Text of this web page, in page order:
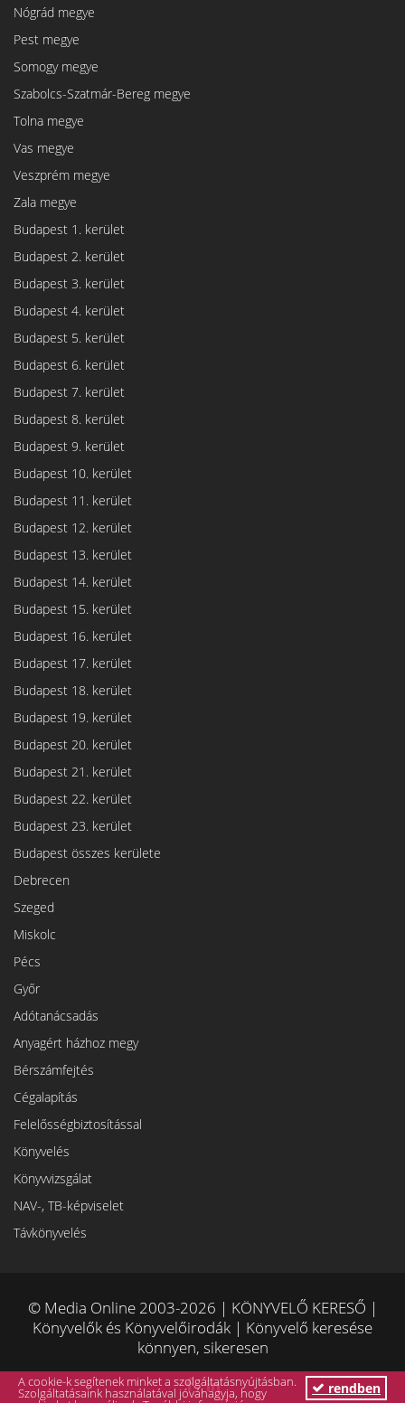
Nógrád megye
Pest megye
Somogy megye
Szabolcs-Szatmár-Bereg megye
Tolna megye
Vas megye
Veszprém megye
Zala megye
Budapest 1. kerület
Budapest 2. kerület
Budapest 3. kerület
Budapest 4. kerület
Budapest 5. kerület
Budapest 6. kerület
Budapest 7. kerület
Budapest 8. kerület
Budapest 9. kerület
Budapest 10. kerület
Budapest 11. kerület
Budapest 12. kerület
Budapest 13. kerület
Budapest 14. kerület
Budapest 15. kerület
Budapest 16. kerület
Budapest 17. kerület
Budapest 18. kerület
Budapest 19. kerület
Budapest 20. kerület
Budapest 21. kerület
Budapest 22. kerület
Budapest 23. kerület
Budapest összes kerülete
Debrecen
Szeged
Miskolc
Pécs
Győr
Adótanácsadás
Anyagért házhoz megy
Bérszámfejtés
Cégalapítás
Felelősségbiztosítással
Könyvelés
Könyvvizsgálat
NAV-, TB-képviselet
Távkönyvelés
© Media Online 2003-2026 | KÖNYVELŐ KERESŐ |
Könyvelők és Könyvelőirodák | Könyvelő keresése
könnyen, sikeresen
A cookie-k segítenek minket a szolgáltatásnyújtásban.
Szolgáltatásaink használatával jóváhagyja, hogy rendben